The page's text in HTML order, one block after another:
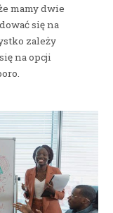
mamy dwie
się na
zależy
na opcji